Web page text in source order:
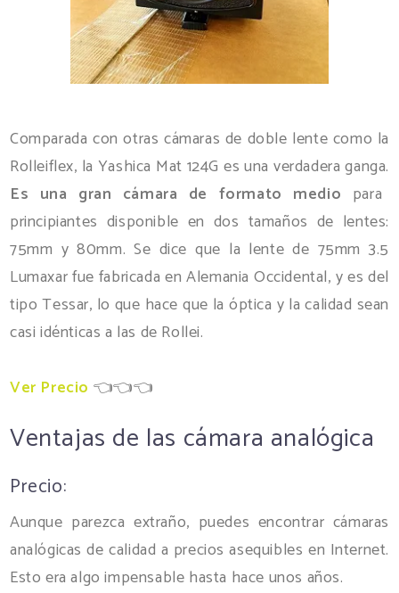
Comparada con otras cámaras de doble lente como la
Rolleiflex, la Yashica Mat 124G es una verdadera ganga.
Es una gran cámara de formato medio para
principiantes disponible en dos tamaños de lentes:
75mm y 80mm. Se dice que la lente de 75mm 3.5
Lumaxar fue fabricada en Alemania Occidental, y es del
tipo Tessar, lo que hace que la óptica y la calidad sean
casi idénticas a las de Rollei.
Ver Precio 👈👈👈
Ventajas de las cámara analógica
Precio:
Aunque parezca extraño, puedes encontrar cámaras
analógicas de calidad a precios asequibles en Internet.
Esto era algo impensable hasta hace unos años.